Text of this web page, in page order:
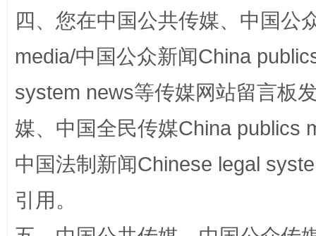
招工难、用工荒背后
四、您在中国公共传媒、中国公
media/中国公众新闻China
system news等传媒网站留言板
媒、中国全民传媒China publics
中国法制新闻Chinese legal
引用。